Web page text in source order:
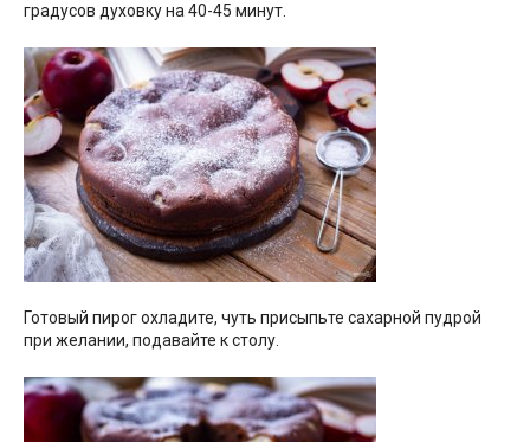
градусов духовку на 40-45 минут.
Готовый пирог охладите, чуть присыпьте сахарной пудрой
при желании, подавайте к столу.